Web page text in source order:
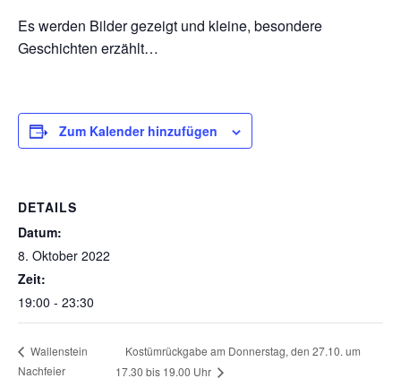
Es werden Bilder gezeigt und kleine, besondere
Geschichten erzählt…
Zum Kalender hinzufügen
DETAILS
Datum:
8. Oktober 2022
Zeit:
19:00 - 23:30
Wallenstein
Nachfeier
Kostümrückgabe am Donnerstag, den 27.10. um
17.30 bis 19.00 Uhr